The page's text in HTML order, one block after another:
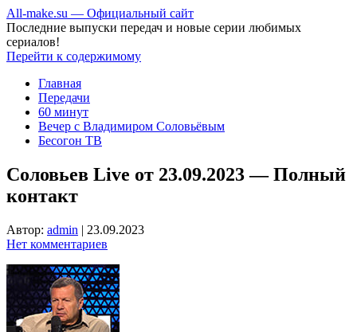
All-make.su — Официальный сайт
Последние выпуски передач и новые серии любимых
сериалов!
Перейти к содержимому
Главная
Передачи
60 минут
Вечер с Владимиром Соловьёвым
Бесогон ТВ
Соловьев Live от 23.09.2023 — Полный
контакт
Автор: admin | 23.09.2023
Нет комментариев